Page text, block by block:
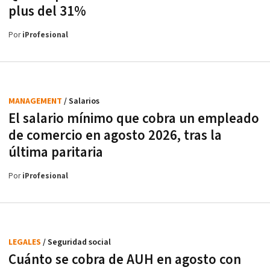
plus del 31%
PoriProfesional
El salario mínimo que cobra un empleado
de comercio en agosto 2026, tras la
última paritaria
MANAGEMENT / Salarios
PoriProfesional
Cuánto se cobra de AUH en agosto con
LEGALES / Seguridad social